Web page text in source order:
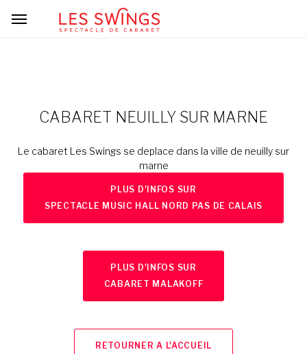
CABARET NEUILLY SUR MARNE
Le cabaret Les Swings se deplace dans la ville de neuilly sur
marne
PLUS D'INFOS SUR
SPECTACLE MUSIC HALL NORD PAS DE CALAIS
PLUS D'INFOS SUR
CABARET MALAKOFF
RETOURNER A L'ACCUEIL